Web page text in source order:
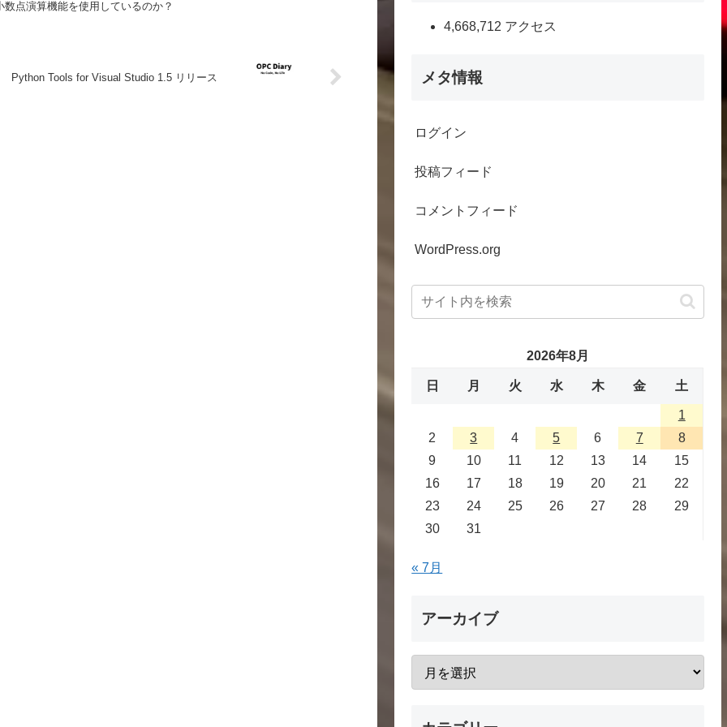
点演算機能を使用しているのか？
Python Tools for Visual Studio 1.5 リリース
4,668,712 アクセス
メタ情報
ログイン
投稿フィード
コメントフィード
WordPress.org
2026年8月
日 月 火 水 木 金 土
1
2
3 4 5 6 7
8
9
10 11 12 13 14
15
16
17 18 19 20 21
22
23
24 25 26 27 28
29
30
31
« 7月
アーカイブ